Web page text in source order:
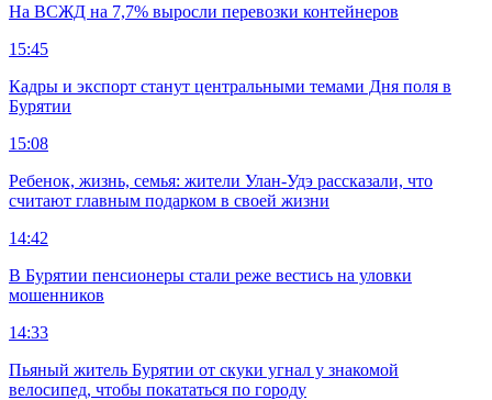
На ВСЖД на 7,7% выросли перевозки контейнеров
15:45
Кадры и экспорт станут центральными темами Дня поля в
Бурятии
15:08
Ребенок, жизнь, семья: жители Улан-Удэ рассказали, что
считают главным подарком в своей жизни
14:42
В Бурятии пенсионеры стали реже вестись на уловки
мошенников
14:33
Пьяный житель Бурятии от скуки угнал у знакомой
велосипед, чтобы покататься по городу